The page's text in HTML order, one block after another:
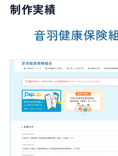
制作実績